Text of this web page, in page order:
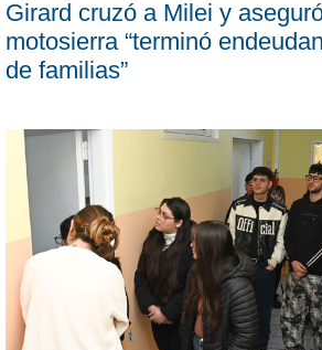
Girard cruzó a Milei y
motosierra “terminó
de familias”